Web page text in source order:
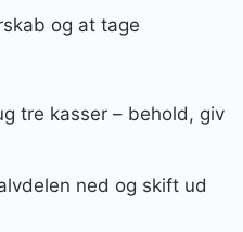
og at tage
tre kasser – behold, giv
ned og skift ud